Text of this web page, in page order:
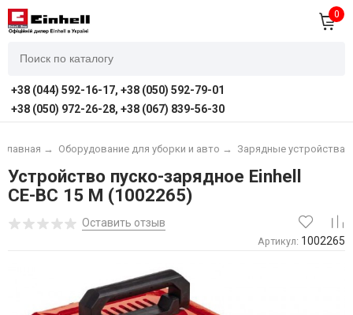
0
+38 (044) 592-16-17, +38 (050) 592-79-01
+38 (050) 972-26-28, +38 (067) 839-56-30
Главная → Оборудование для уборки и авто → Зарядные устройства
Устройство пуско-зарядное Einhell
CE-BC 15 M (1002265)
Оставить отзыв
Артикул: 1002265